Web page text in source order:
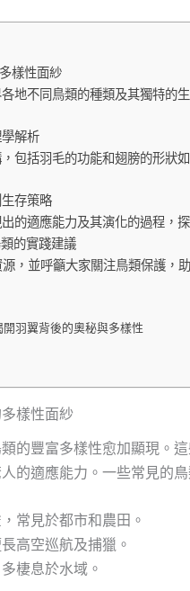
樣性面紗
地不同鳥類的種類及其獨特的
解析
包括羽毛的功能和翅膀的形狀
存策略
的適應能力及其演化的過程，
的實踐建議
，並呼籲大家關注鳥類保護，
羽翼背後的奧秘與多樣性
樣性面紗
的豐富多樣性愈加顯現。
的適應能力。一些常見的鳥
常見於都市和農田。
高空巡航及捕獵。
棲息於水域。